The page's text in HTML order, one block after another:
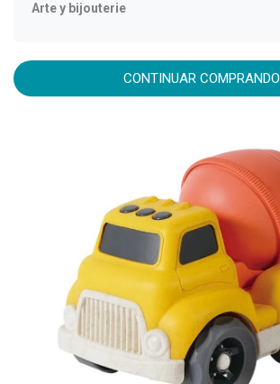
Arte y bijouterie
CONTINUAR COMPRANDO